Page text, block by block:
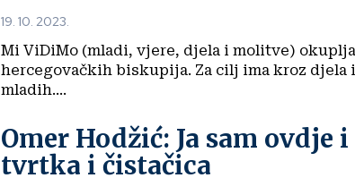
19. 10. 2023.
Mi ViDiMo (mladi, vjere, djela i molitve)
hercegovačkih biskupija. Za cilj ima kroz djela
mladih....
Omer Hodžić: Ja sam ovdje
tvrtka i čistačica